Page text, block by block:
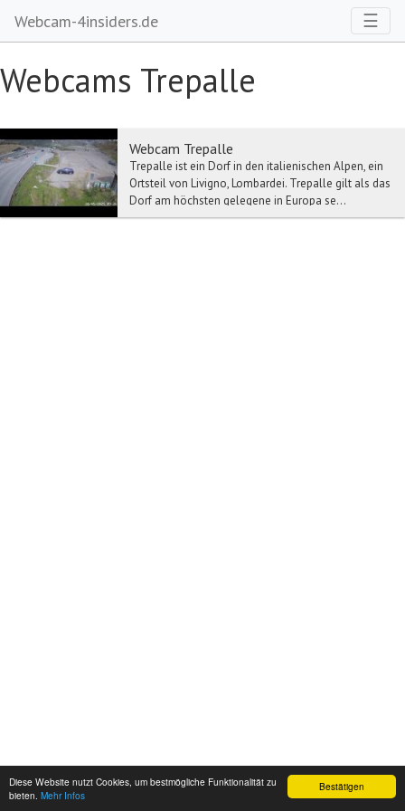
Bestätigen
Diese Website nutzt Cookies, um bestmögliche Funktionalität zu
bieten. Mehr Infos
Webcam-4insiders.de ☰
Webcams Trepalle
Webcam Trepalle
Trepalle ist ein Dorf in den italienischen Alpen, ein
Ortsteil von Livigno, Lombardei. Trepalle gilt als das
Dorf am höchsten gelegene in Europa se...